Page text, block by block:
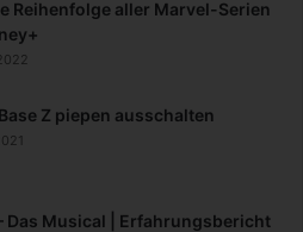
Reihenfolge aller Marvel-Serien
Z piepen ausschalten
Das Musical | Erfahrungsbericht